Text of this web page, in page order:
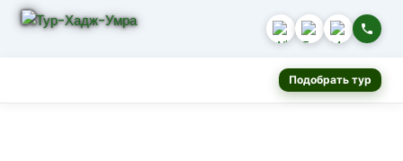
Подобрать тур